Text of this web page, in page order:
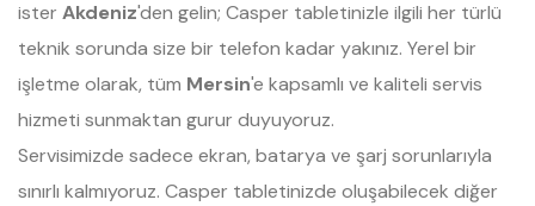
ister Akdeniz'den gelin; Casper tabletinizle ilgili her türlü
teknik sorunda size bir telefon kadar yakınız. Yerel bir
işletme olarak, tüm Mersin'e kapsamlı ve kaliteli servis
hizmeti sunmaktan gurur duyuyoruz.
Servisimizde sadece ekran, batarya ve şarj sorunlarıyla
sınırlı kalmıyoruz. Casper tabletinizde oluşabilecek diğer